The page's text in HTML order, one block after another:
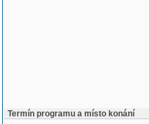
Termín programu a místo konání